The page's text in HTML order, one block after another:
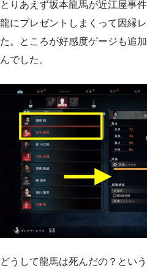
とりあえず坂本龍馬が近江屋事
龍にプレゼントしまくって因縁
た。ところが好感度ゲージも追
んでした。
どうして龍馬は死んだの？とい